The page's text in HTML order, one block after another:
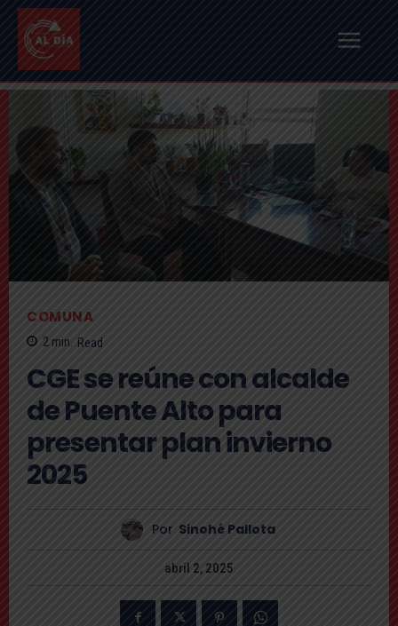
COMUNA
2 min. Read
CGE se reúne con alcalde
de Puente Alto para
presentar plan invierno
2025
Por Sinohé Pallota
abril 2, 2025